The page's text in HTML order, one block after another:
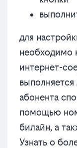
для
необходимо
интернет-
абонента
помощью
билайн, а
Узнать о